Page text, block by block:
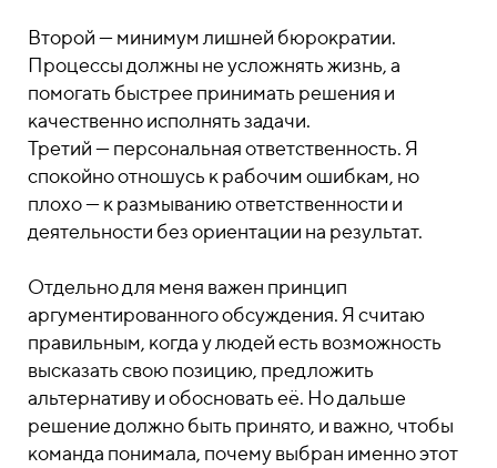
Второй — минимум лишней бюрократии.
Процессы должны не усложнять жизнь, а
помогать быстрее принимать решения и
качественно исполнять задачи.
Третий — персональная ответственность. Я
спокойно отношусь к рабочим ошибкам, но
плохо — к размыванию ответственности и
деятельности без ориентации на результат.
Отдельно для меня важен принцип
аргументированного обсуждения. Я считаю
правильным, когда у людей есть возможность
высказать свою позицию, предложить
альтернативу и обосновать её. Но дальше
решение должно быть принято, и важно, чтобы
команда понимала, почему выбран именно этот